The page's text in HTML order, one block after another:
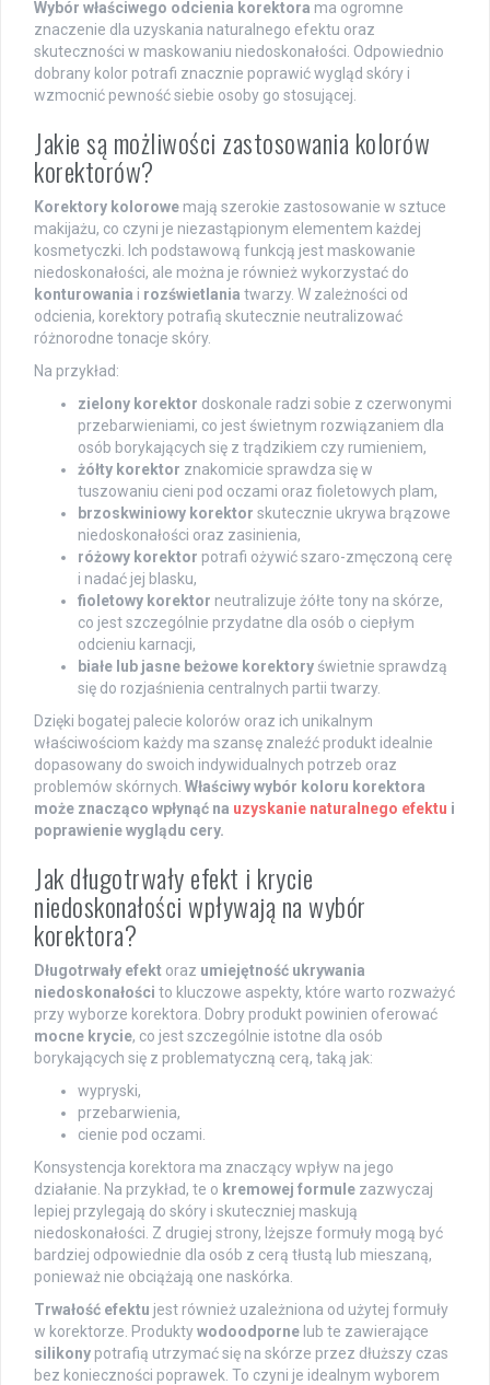
Wybór właściwego odcienia korektora ma ogromne
znaczenie dla uzyskania naturalnego efektu oraz
skuteczności w maskowaniu niedoskonałości. Odpowiednio
dobrany kolor potrafi znacznie poprawić wygląd skóry i
wzmocnić pewność siebie osoby go stosującej.
Jakie są możliwości zastosowania kolorów
korektorów?
Korektory kolorowe mają szerokie zastosowanie w sztuce
makijażu, co czyni je niezastąpionym elementem każdej
kosmetyczki. Ich podstawową funkcją jest maskowanie
niedoskonałości, ale można je również wykorzystać do
konturowania i rozświetlania twarzy. W zależności od
odcienia, korektory potrafią skutecznie neutralizować
różnorodne tonacje skóry.
Na przykład:
zielony korektor doskonale radzi sobie z czerwonymi
przebarwieniami, co jest świetnym rozwiązaniem dla
osób borykających się z trądzikiem czy rumieniem,
żółty korektor znakomicie sprawdza się w
tuszowaniu cieni pod oczami oraz fioletowych plam,
brzoskwiniowy korektor skutecznie ukrywa brązowe
niedoskonałości oraz zasinienia,
różowy korektor potrafi ożywić szaro-zmęczoną cerę
i nadać jej blasku,
fioletowy korektor neutralizuje żółte tony na skórze,
co jest szczególnie przydatne dla osób o ciepłym
odcieniu karnacji,
białe lub jasne beżowe korektory świetnie sprawdzą
się do rozjaśnienia centralnych partii twarzy.
Dzięki bogatej palecie kolorów oraz ich unikalnym
właściwościom każdy ma szansę znaleźć produkt idealnie
dopasowany do swoich indywidualnych potrzeb oraz
problemów skórnych. Właściwy wybór koloru korektora
może znacząco wpłynąć na uzyskanie naturalnego efektu i
poprawienie wyglądu cery.
Jak długotrwały efekt i krycie
niedoskonałości wpływają na wybór
korektora?
Długotrwały efekt oraz umiejętność ukrywania
niedoskonałości to kluczowe aspekty, które warto rozważyć
przy wyborze korektora. Dobry produkt powinien oferować
mocne krycie, co jest szczególnie istotne dla osób
borykających się z problematyczną cerą, taką jak:
wypryski,
przebarwienia,
cienie pod oczami.
Konsystencja korektora ma znaczący wpływ na jego
działanie. Na przykład, te o kremowej formule zazwyczaj
lepiej przylegają do skóry i skuteczniej maskują
niedoskonałości. Z drugiej strony, lżejsze formuły mogą być
bardziej odpowiednie dla osób z cerą tłustą lub mieszaną,
ponieważ nie obciążają one naskórka.
Trwałość efektu jest również uzależniona od użytej formuły
w korektorze. Produktywodoodporne lub te zawierające
silikony potrafią utrzymać się na skórze przez dłuższy czas
bez konieczności poprawek. To czyni je idealnym wyborem